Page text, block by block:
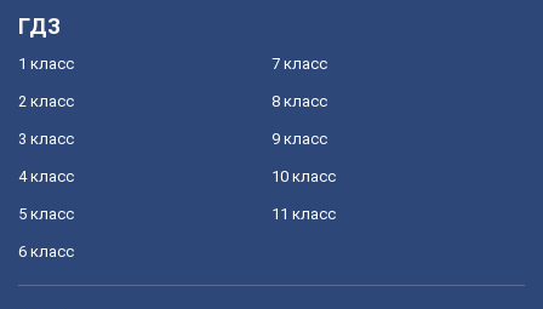
ГДЗ
1 класс
2 класс
3 класс
4 класс
5 класс
6 класс
7 класс
8 класс
9 класс
10 класс
11 класс